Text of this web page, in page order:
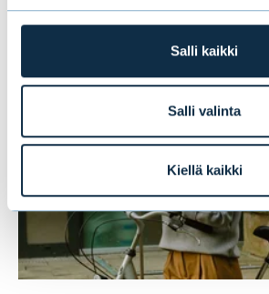
Salli kaikki
Salli valinta
Kiellä kaikki
UUTISET|EVLI-KONSERNI|14.07.2026